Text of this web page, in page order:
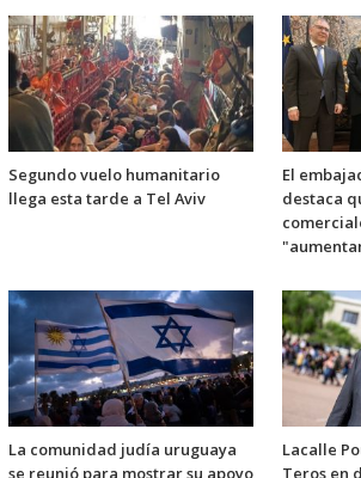
Segundo vuelo humanitario
llega esta tarde a Tel Aviv
El
destaca
La comunidad judía uruguaya
se reunió para mostrar su apoyo
Lacalle
Teros en